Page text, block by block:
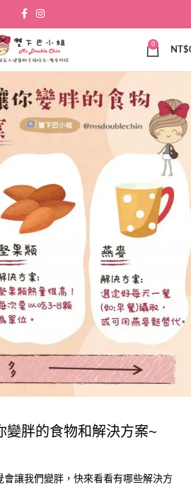
0
NT$
變胖的食物和解決方案~
會讓我們變胖，快來看看有哪些解決方